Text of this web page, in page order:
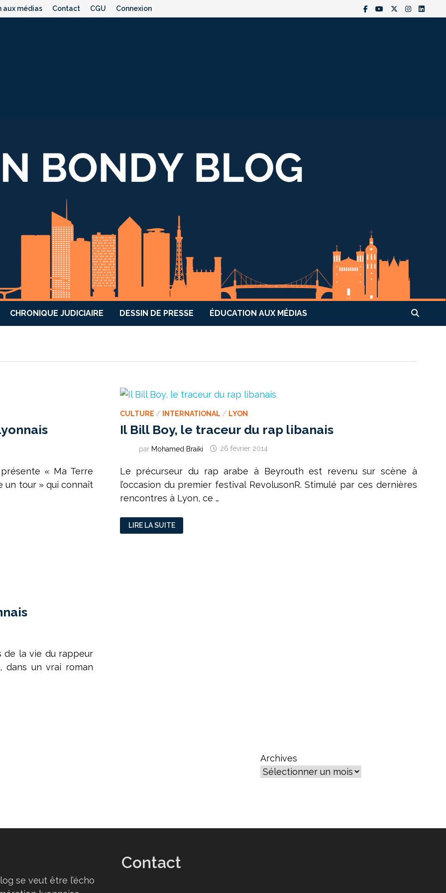
aux médias Contact CGU Connexion
CHRONIQUE JUDICIAIRE DESSIN DE PRESSE ÉDUCATION AUX MÉDIAS
« Ma Terre
un tour » qui connaît
CULTURE / INTERNATIONAL / LYON
Il Bill Boy, le traceur du rap libanais
par Mohamed Braiki 26 février 2014
Le précurseur du rap arabe à Beyrouth est revenu sur scène à
l’occasion du premier festival RevolusonR. Stimulé par ces dernières
rencontres à Lyon, ce …
IL
BILL
BOY,
LIRE LA SUITE
de la vie du rappeur
dans un vrai roman
Archives
se veut être l’écho
Contact